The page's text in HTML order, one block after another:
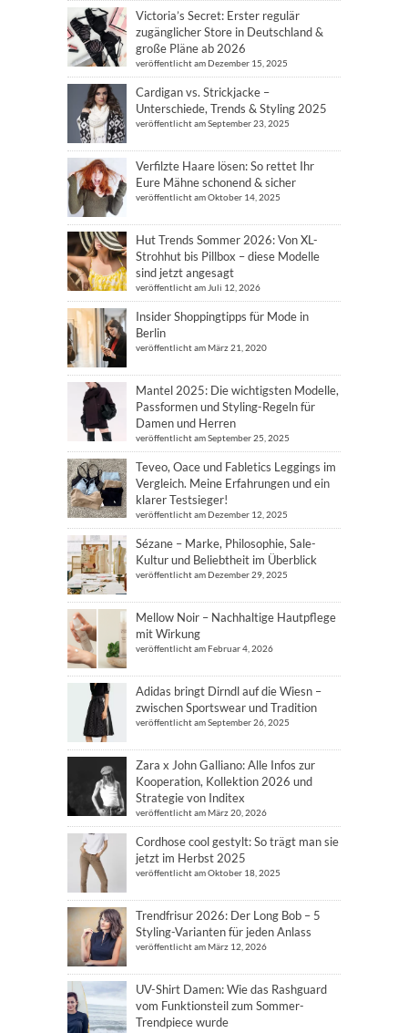
Victoria’s Secret: Erster regulär
zugänglicher Store in Deutschland &
große Pläne ab 2026
veröffentlicht am Dezember 15, 2025
Cardigan vs. Strickjacke –
Unterschiede, Trends & Styling 2025
veröffentlicht am September 23, 2025
Verfilzte Haare lösen: So rettet Ihr
Eure Mähne schonend & sicher
veröffentlicht am Oktober 14, 2025
Hut Trends Sommer 2026: Von XL-
Strohhut bis Pillbox – diese Modelle
sind jetzt angesagt
veröffentlicht am Juli 12, 2026
Insider Shoppingtipps für Mode in
Berlin
veröffentlicht am März 21, 2020
Mantel 2025: Die wichtigsten Modelle,
Passformen und Styling-Regeln für
Damen und Herren
veröffentlicht am September 25, 2025
Teveo, Oace und Fabletics Leggings im
Vergleich. Meine Erfahrungen und ein
klarer Testsieger!
veröffentlicht am Dezember 12, 2025
Sézane – Marke, Philosophie, Sale-
Kultur und Beliebtheit im Überblick
veröffentlicht am Dezember 29, 2025
Mellow Noir – Nachhaltige Hautpflege
mit Wirkung
veröffentlicht am Februar 4, 2026
Adidas bringt Dirndl auf die Wiesn –
zwischen Sportswear und Tradition
veröffentlicht am September 26, 2025
Zara x John Galliano: Alle Infos zur
Kooperation, Kollektion 2026 und
Strategie von Inditex
veröffentlicht am März 20, 2026
Cordhose cool gestylt: So trägt man sie
jetzt im Herbst 2025
veröffentlicht am Oktober 18, 2025
Trendfrisur 2026: Der Long Bob – 5
Styling-Varianten für jeden Anlass
veröffentlicht am März 12, 2026
UV-Shirt Damen: Wie das Rashguard
vom Funktionsteil zum Sommer-
Trendpiece wurde